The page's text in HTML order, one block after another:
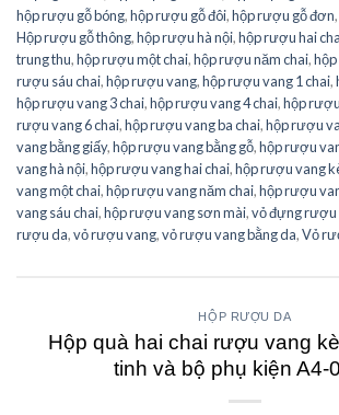
hộp rượu gỗ bóng,hộp rượu gỗ đôi,hộp rượu gỗ đơn,
Hộp rượu gỗ thông,hộp rượu hà nội,hộp rượu hai
trung thu,hộp rượu một chai,hộp rượu năm chai,
rượu sáu chai,hộp rượu vang,hộp rượu vang 1 chai,
hộp rượu vang 3 chai,hộp rượu vang 4 chai,hộp
rượu vang 6 chai,hộp rượu vang ba chai,hộp rượu
vang bằng giấy,hộp rượu vang bằng gỗ,hộp rượu
vang hà nội,hộp rượu vang hai chai,hộp rượu vang
vang một chai,hộp rượu vang năm chai,hộp rượu
vang sáu chai,hộp rượu vang sơn mài,vỏ đựng rượu
rượu da,vỏ rượu vang,vỏ rượu vang bằng da,Vỏ
HỘP RƯỢU DA
Hộp quà hai chai rượu vang
tinh và bộ phụ kiện A4-